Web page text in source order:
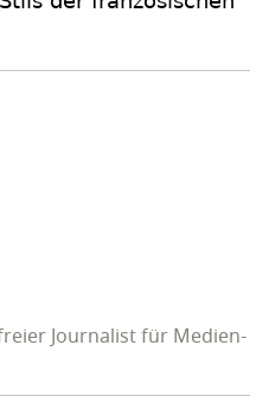
Journalist für Medien-